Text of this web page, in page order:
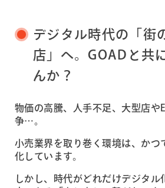
デジタル時代の「街
店」へ。GOADと共
んか？
物価の高騰、人手不足、大型店や
争…。
小売業界を取り巻く環境は、かつ
化しています。
しかし、時代がどれだけデジタル